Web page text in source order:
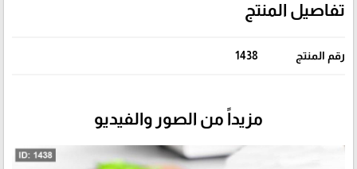
تفاصيل المنتج
رقم المنتج 1438
مزيداً من الصور والفيديو